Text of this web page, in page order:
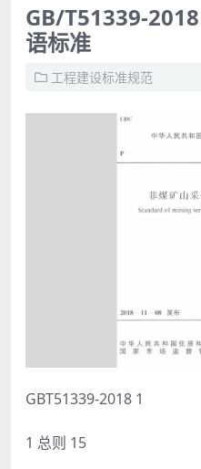
GB/T51339-
语标准
工程建设标准规范
GBT51339-2018 1
1 总则 15